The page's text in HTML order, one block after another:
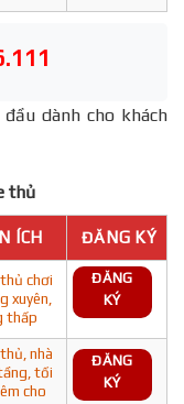
dành cho khách
thủ
ÍCH ĐĂNG KÝ
chơi
xuyên,
thấp
ĐĂNG
KÝ
nhà
tối
cho
ĐĂNG
KÝ